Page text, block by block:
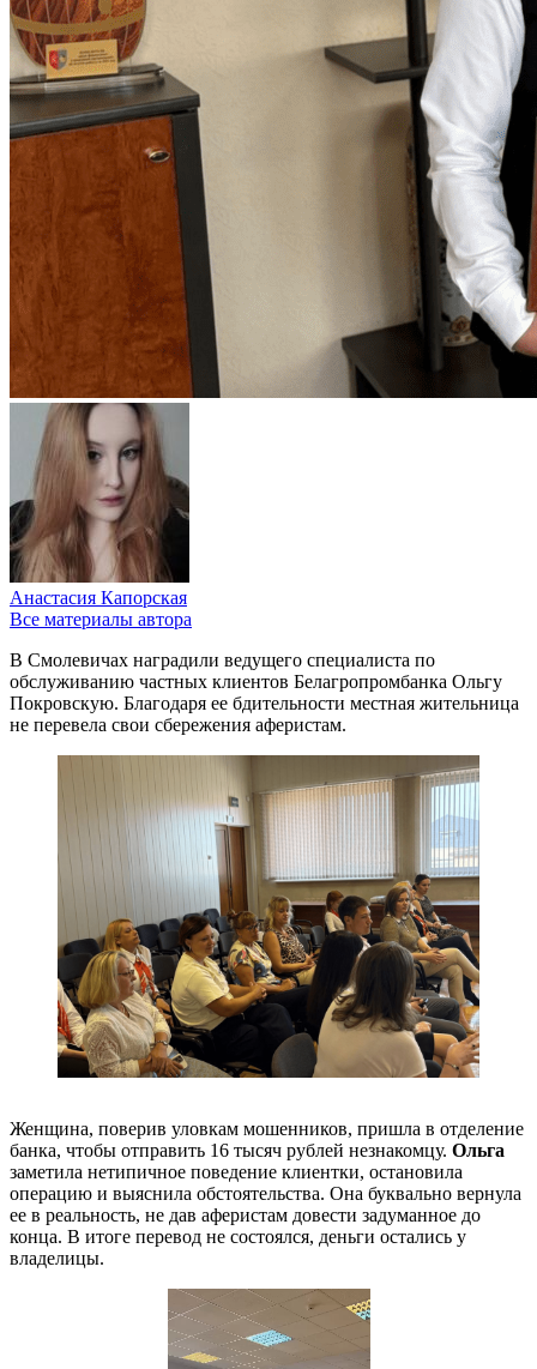
Анастасия Капорская
Все материалы автора
В Смолевичах наградили ведущего специалиста по
обслуживанию частных клиентов Белагропромбанка Ольгу
Покровскую. Благодаря ее бдительности местная жительница
не перевела свои сбережения аферистам.
Женщина, поверив уловкам мошенников, пришла в отделение
банка, чтобы отправить 16 тысяч рублей незнакомцу. Ольга
заметила нетипичное поведение клиентки, остановила
операцию и выяснила обстоятельства. Она буквально вернула
ее в реальность, не дав аферистам довести задуманное до
конца. В итоге перевод не состоялся, деньги остались у
владелицы.